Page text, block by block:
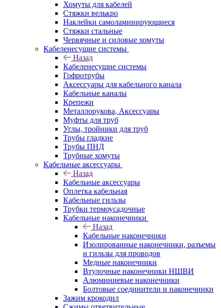
Хомуты для кабелей
Стяжки велькро
Наклейки самоламинирующиеся
Стяжки стальные
Червячные и силовые хомуты
Кабеленесущие системы
Назад
Кабеленесущие системы
Гофротрубы
Аксессуары для кабельного канала
Кабельные каналы
Крепежи
Металлорукова, Аксессуары
Муфты для труб
Углы, тройники для труб
Трубы гладкие
Трубы ПНД
Трубные хомуты
Кабельные аксессуары
Назад
Кабельные аксессуары
Оплетка кабельная
Кабельные гильзы
Трубки термоусадочные
Кабельные наконечники
Назад
Кабельные наконечники
Изолированные наконечники, разъемы
и гильзы для проводов
Медные наконечники
Втулочные наконечники НШВИ
Алюминиевые наконечники
Болтовые соединители и наконечники
Зажим крокодил